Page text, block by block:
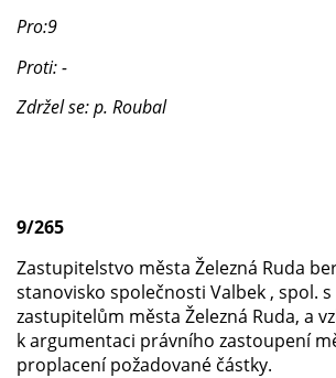
Pro:9
Proti: -
Zdržel se: p. Roubal
9/265
Zastupitelstvo města Železná Ruda
stanovisko společnosti Valbek , spol.
zastupitelům města Železná Ruda, a
k argumentaci právního zastoupení
proplacení požadované částky.